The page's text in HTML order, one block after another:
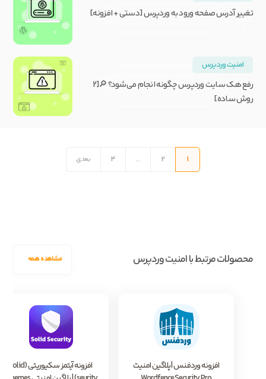
تغییر آدرس صفحه ورود به وردپرس [دستی + افزونه]
امنیت وردپرس
رفع هک سایت وردپرس چگونه انجام می‌شود؟ 🔎[2
روش ساده]
نوشته‌ها
1
2
…
4 بعدی
محصولات مرتبط با امنیت وردپرس مشاهده همه
افزونه وردفنس | پلاگین امنیت
افزونه آیتمز سکیوریتی (solid